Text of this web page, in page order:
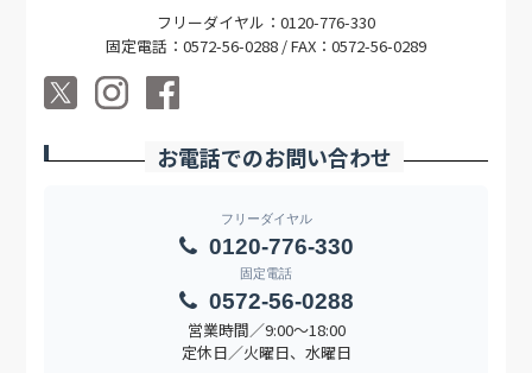
フリーダイヤル：0120-776-330
固定電話：0572-56-0288 / FAX：0572-56-0289
お電話でのお問い合わせ
営業時間／9:00〜18:00
定休日／火曜日、水曜日
フリーダイヤル
0120-776-330
固定電話
0572-56-0288